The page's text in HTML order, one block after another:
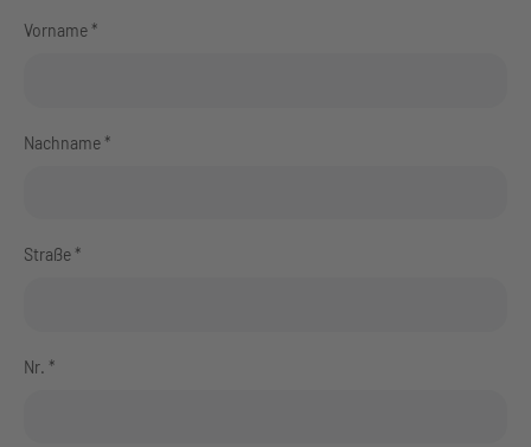
Vorname *
Nachname *
Straße *
Nr. *